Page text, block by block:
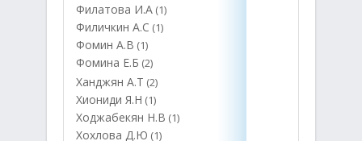
Филатова И.А (1)
Филичкин А.С (1)
Фомин А.В (1)
Фомина Е.Б (2)
Ханджян А.Т (2)
Хиониди Я.Н (1)
Ходжабекян Н.В (1)
Хохлова Д.Ю (1)